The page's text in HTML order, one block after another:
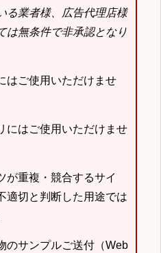
る業者様、広告代理店様
は無条件で非承認となり
はご使用いただけませ
にはご使用いただけませ
重複・競合するサイ
適切と判断した用途では
のサンプルご送付（Web